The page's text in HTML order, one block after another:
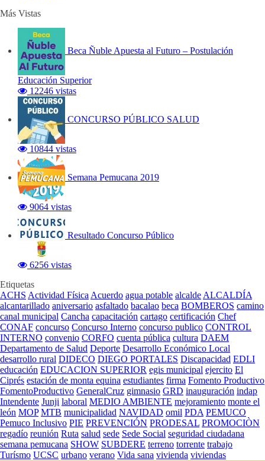
Más Vistas
Beca Ñuble Apuesta al Futuro – Postulación
Educación Superior
12246 vistas
CONCURSO PÚBLICO SALUD
10844 vistas
Semana Pemucana 2019
9064 vistas
Resultado Concurso Público
6256 vistas
Etiquetas
ACHS Actividad FísicaAcuerdo agua potable alcaldeALCALDÍA
alcantarillado aniversario asfaltado bacalao beca BOMBEROS camino
canal municipal Cancha capacitación cartago certificación Chef
CONAF concurso Concurso Interno concurso publico CONTROL
INTERNO convenio CORFO cuenta pública cultura DAEM
Departamento de Salud Deporte Desarrollo Económico Local
desarrollo rural DIDECO DIEGO PORTALES Discapacidad EDLI
educación EDUCACION SUPERIOR egis municipal ejercito El
Ciprés estación de monta equina estudiantes firma Fomento Productivo
FomentoProductivo GeneralCruz gimnasio GRD inauguración indap
Intendente Junji laboral MEDIO AMBIENTE mejoramiento monte el
león MOP MTB municipalidad NAVIDAD omil PDA PEMUCO
Pemuco Inclusivo PIE PREVENCIÓN PRODESAL PROMOCIÒN
regadío reunión Ruta salud sede Sede Social seguridad ciudadana
semana pemucana SHOW SUBDERE terreno torrente trabajo
Turísmo UCSC urbano verano Vida sana vivienda viviendas